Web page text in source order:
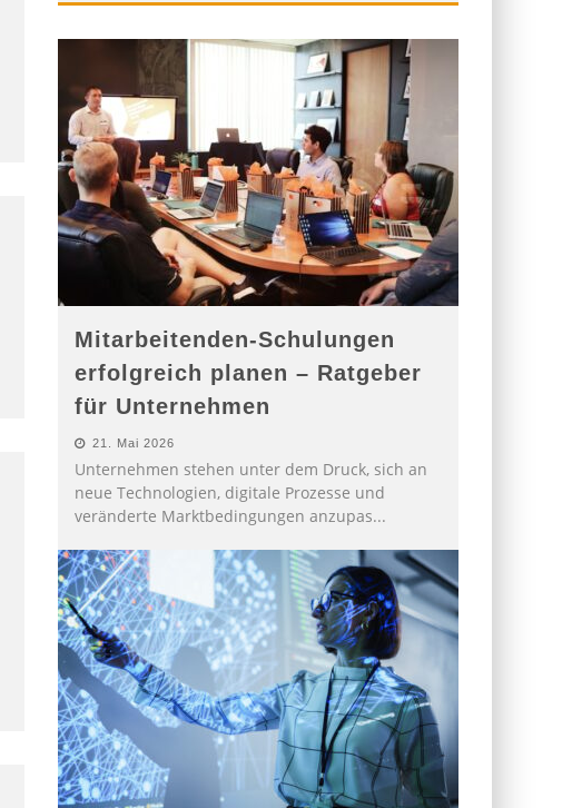
Mitarbeitenden-Schulungen
erfolgreich planen – Ratgeber
für Unternehmen
21. Mai 2026
Unternehmen stehen unter dem Druck, sich an
neue Technologien, digitale Prozesse und
veränderte Marktbedingungen anzupas...